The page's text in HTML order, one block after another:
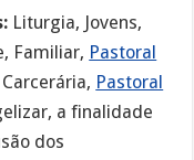
Liturgia, Jovens,
Familiar, Pastoral
Carcerária, Pastoral
a finalidade
dos